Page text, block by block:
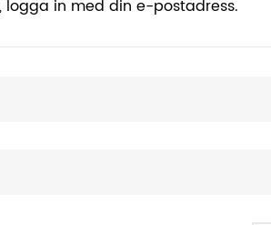
logga in med din e-postadress.